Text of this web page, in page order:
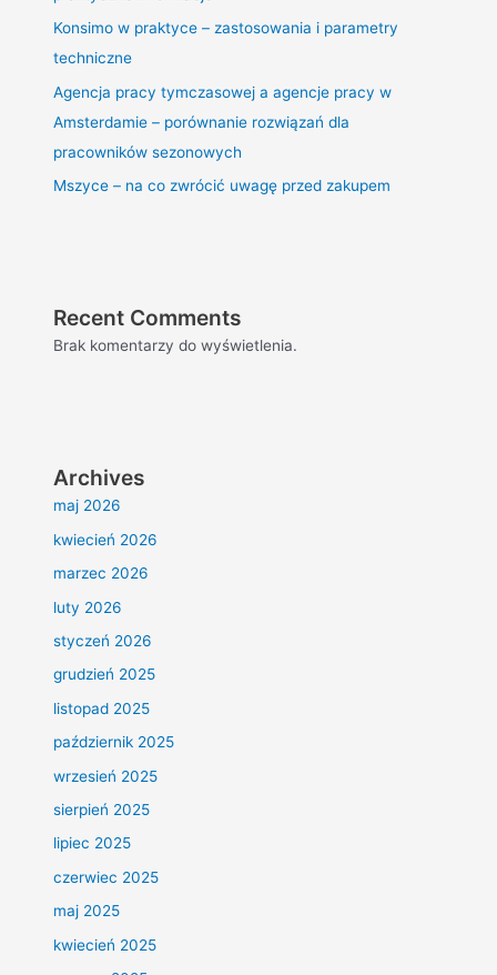
Konsimo w praktyce – zastosowania i parametry
techniczne
Agencja pracy tymczasowej a agencje pracy w
Amsterdamie – porównanie rozwiązań dla
pracowników sezonowych
Mszyce – na co zwrócić uwagę przed zakupem
Recent Comments
Brak komentarzy do wyświetlenia.
Archives
maj 2026
kwiecień 2026
marzec 2026
luty 2026
styczeń 2026
grudzień 2025
listopad 2025
październik 2025
wrzesień 2025
sierpień 2025
lipiec 2025
czerwiec 2025
maj 2025
kwiecień 2025